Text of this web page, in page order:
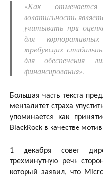
«Как
волатильность
учитывать при
для
требующих
для обеспечения
финансирования».
Большая часть текста
менталитет страха
упоминается как
BlackRock в качестве
1 декабря совет
трехминутную речь
который заявил, что